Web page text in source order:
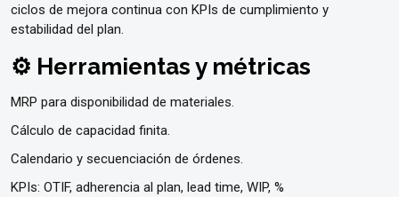
ciclos de mejora continua con KPIs de cumplimiento y
estabilidad del plan.
⚙️ Herramientas y métricas
MRP para disponibilidad de materiales.
Cálculo de capacidad finita.
Calendario y secuenciación de órdenes.
KPIs: OTIF, adherencia al plan, lead time, WIP, %